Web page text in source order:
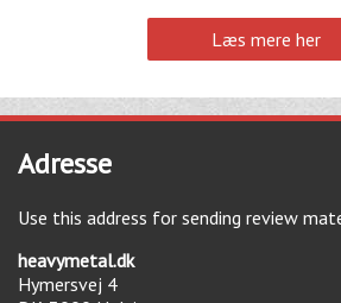
Læs mere her
Adresse
Use this address for sending review
heavymetal.dk
Hymersvej 4